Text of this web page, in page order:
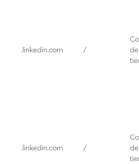
.linkedin.com /
de
.linkedin.com /
de